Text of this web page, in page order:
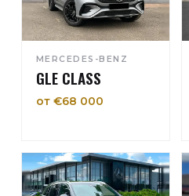
MERCEDES-BENZ
GLE CLASS
от €68 000